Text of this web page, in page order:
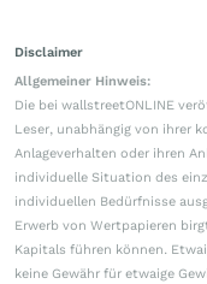
Disclaimer
Allgemeiner Hinweis:
Die bei wallstreetONLINE
Leser, unabhängig von ihrer
Anlageverhalten oder ihren
individuelle Situation des
individuellen Bedürfnisse
Erwerb von Wertpapieren
Kapitals führen können.
keine Gewähr für etwaige